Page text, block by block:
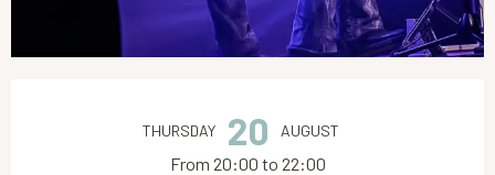
THURSDAY 20 AUGUST
From 20:00 to 22:00